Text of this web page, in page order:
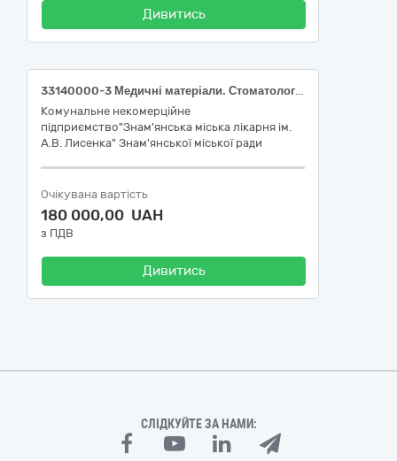
Дивитись
33140000-3 Медичні матеріали. Стоматологічні матеріали
Комунальне некомерційне
підприємство"Знам'янська міська лікарня ім.
А.В. Лисенка" Знам'янської міської ради
Очікувана вартість
180 000,00 UAH
з ПДВ
Дивитись
СЛІДКУЙТЕ ЗА НАМИ: